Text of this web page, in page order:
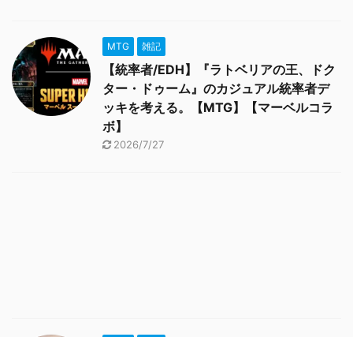
MTG 雑記
【統率者/EDH】『ラトベリアの王、ドク
ター・ドゥーム』のカジュアル統率者デ
ッキを考える。【MTG】【マーベルコラ
ボ】
2026/7/27